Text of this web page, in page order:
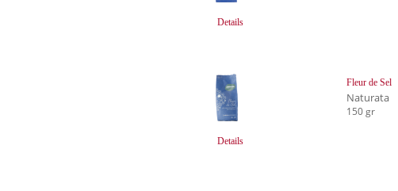
Details
Details
Fleur de Sel
Naturata
150 gr